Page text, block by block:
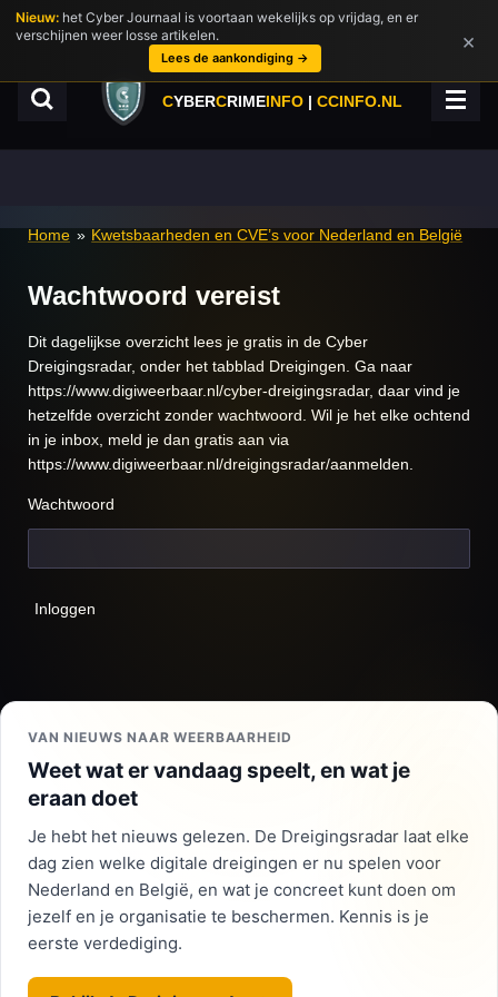
Ga
direct
hoofdinhoud
CYBERCRIMEINFO | CCINFO.NL
Home » Kwetsbaarheden en CVE’s voor Nederland en België
Wachtwoord vereist
Dit dagelijkse overzicht lees je gratis in de Cyber
Dreigingsradar, onder het tabblad Dreigingen. Ga naar
https://www.digiweerbaar.nl/cyber-dreigingsradar, daar vind je
hetzelfde overzicht zonder wachtwoord. Wil je het elke ochtend
in je inbox, meld je dan gratis aan via
https://www.digiweerbaar.nl/dreigingsradar/aanmelden.
Wachtwoord
Inloggen
VAN NIEUWS NAAR WEERBAARHEID
Weet wat er vandaag speelt, en wat je
eraan doet
Je hebt het nieuws gelezen. De Dreigingsradar laat elke
dag zien welke digitale dreigingen er nu spelen voor
Nederland en België, en wat je concreet kunt doen om
jezelf en je organisatie te beschermen. Kennis is je
eerste verdediging.
Nieuw: het Cyber Journaal is voortaan wekelijks op vrijdag, en er
verschijnen weer losse artikelen.
Lees de aankondiging →
×